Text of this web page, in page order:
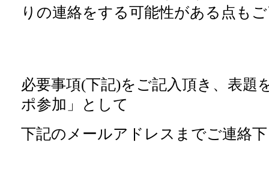
りの連絡をする可能性がある 点も
必要事項(下記)をご記入頂き、 表題
ポ参加」として
下記のメールアドレスまでご連絡